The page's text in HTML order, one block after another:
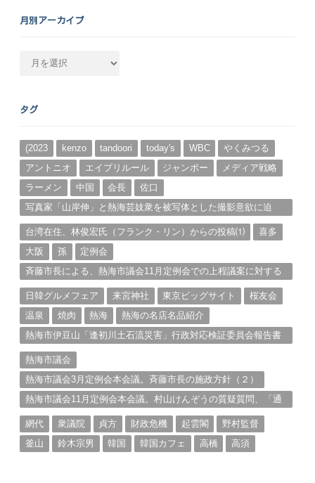
月別アーカイブ
カ
ブ
タグ
(2023 kenzo tandoori today's WBC
やくみつる
アントニオ
エイプリルール ジャンボー
メディア戦略
ラーメン
中国 会長
佐口
写真家「山岸伸」と熱海芸妓衆を被写体とした撮影意欲に迫
台湾在住、林俊宏氏（フランク・リン）からの投稿⑴
喜多
大阪
孫
定例会
斉藤市長による、熱海市議会11月定例会での上程議案に対する
日韓グルメフェア
来宮神社 東京ビッグサイト
桜友会
温泉
焼肉 熱海
熱海の名店名品紹介
熱海市伊豆山「逢初川土石流災害」行政対応検証委員会報告書
熱海市議会
熱海市議会3月定例会本会議。斉藤市長の施政方針（２）
熱海市議会11月定例会本会議。村山けんぞうの質疑質問、「通
網代
衆議院 貞方 財政危機 起雲閣
野村監督
釜山
鈴木宗男 韓国 韓国カフェ 高橋 高須